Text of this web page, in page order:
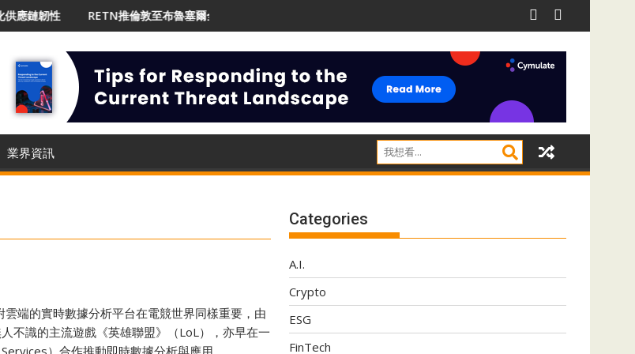
RETN推倫敦至布魯塞爾全新路線 強化英國至歐洲網絡韌性 Colt發布可持續發展報告 減排40%助港企應對氣候披
業界資訊
端的實時數據分析平台在電競世界同樣重要，由
不識的主流遊戲《英雄聯盟》（LoL），亦早在一
）合作推動即時數據分析與應用。
Categories
A.I.
Crypto
ESG
FinTech